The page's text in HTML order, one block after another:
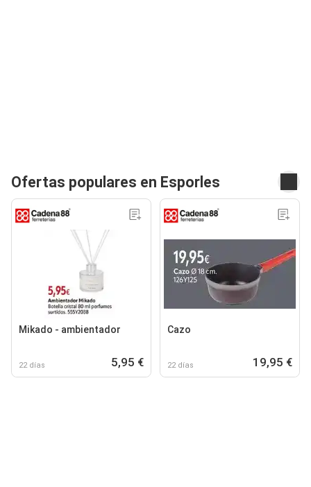
Ofertas populares en Esporles
Mikado - ambientador
22 días 5,95 €
Cazo
22 días 19,95 €